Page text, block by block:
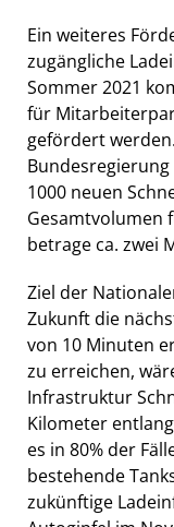
Ein weiteres
zugängliche
Sommer 2021
für
gefördert
1000 neuen
Gesamtvolumen
betrage ca. zwei
Ziel der
Zukunft die
von 10 Minuten
zu erreichen,
Infrastruktur
Kilometer
es in 80% der
bestehende
zukünftige